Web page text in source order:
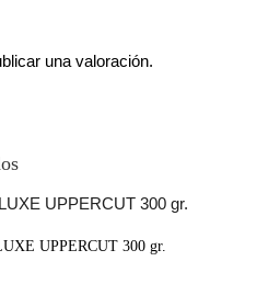
una valoración.
UPPERCUT 300 gr.